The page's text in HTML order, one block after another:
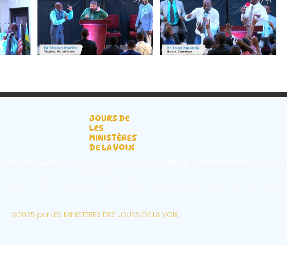
JOURS DE
LES
MINISTÈRES
DE LA VOIX
©2025 par LES MINISTÈRES DES JOURS DE LA VOIX.